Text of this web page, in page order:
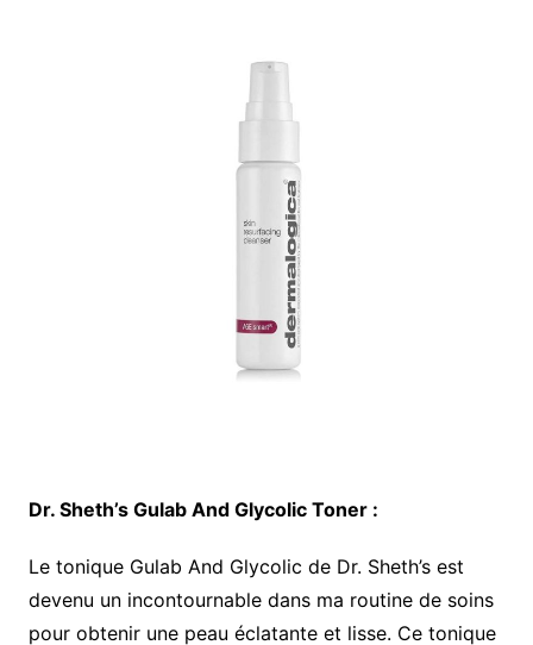
Dr. Sheth’s Gulab And Glycolic Toner :
Le tonique Gulab And Glycolic de Dr. Sheth’s est
devenu un incontournable dans ma routine de soins
pour obtenir une peau éclatante et lisse. Ce tonique